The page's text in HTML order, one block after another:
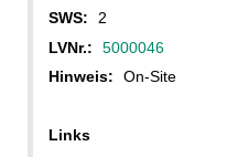
SWS:
2
LVNr.:
5000046
Hinweis:
On-Site
Links